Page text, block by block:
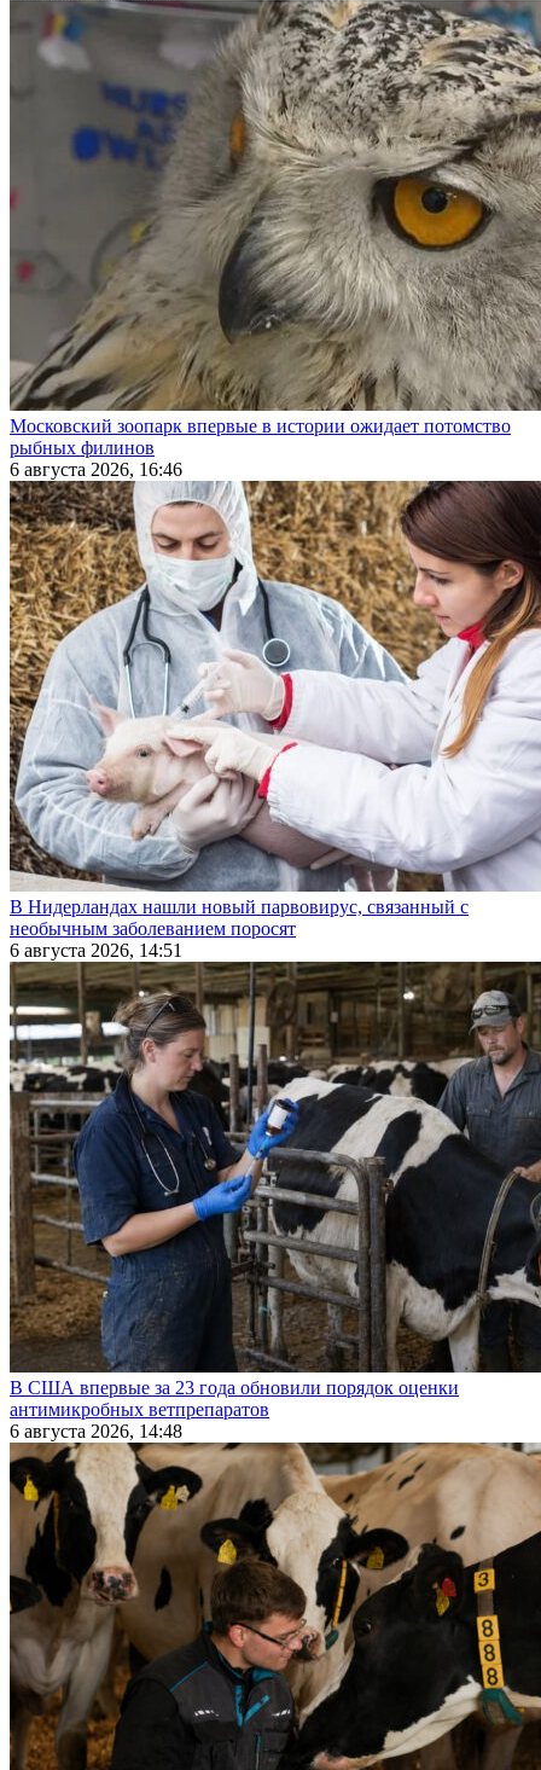
Московский зоопарк впервые в истории ожидает потомство
рыбных филинов
6 августа 2026, 16:46
В Нидерландах нашли новый парвовирус, связанный с
необычным заболеванием поросят
6 августа 2026, 14:51
В США впервые за 23 года обновили порядок оценки
антимикробных ветпрепаратов
6 августа 2026, 14:48